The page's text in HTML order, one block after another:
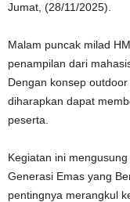
Jumat, (28/11/2025).
Malam puncak milad
penampilan dari
Dengan konsep
diharapkan dapat
peserta.
Kegiatan ini
Generasi Emas yang
pentingnya merangkul